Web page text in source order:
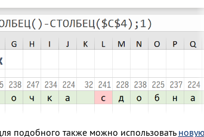
подобного также можно использовать